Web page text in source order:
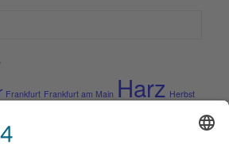
Frankfurt Frankfurt am Main Harz Herbst